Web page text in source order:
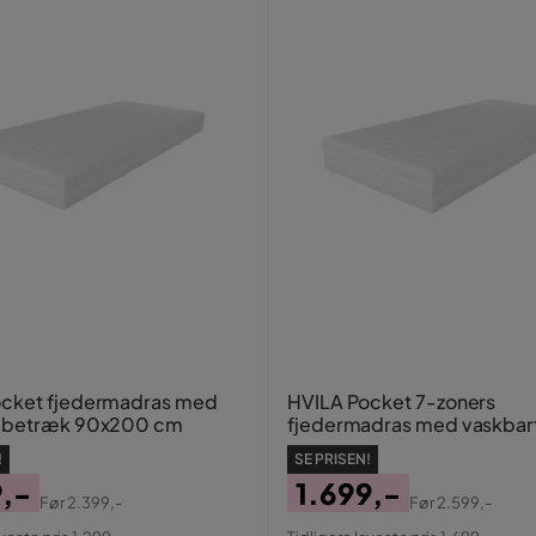
fjedermadras med
betræk 90x200 cm
Før2.399,-
HVILA Pocket 7-zoners
fjedermadras med
80x200 cm
SE PRISEN!
Pris
1.699,-
Original
Før2.599,-